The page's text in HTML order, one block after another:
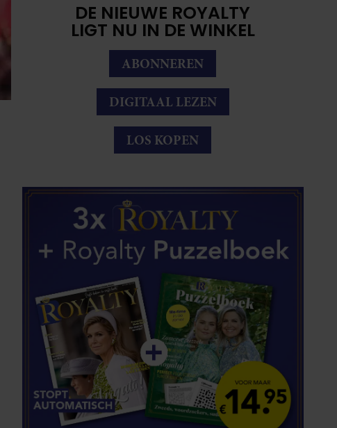
DE NIEUWE ROYALTY
LIGT NU IN DE WINKEL
ABONNEREN
DIGITAAL LEZEN
LOS KOPEN